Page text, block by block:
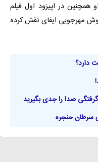
همچنین در اپیزود اول فیلم
مهرجویی ایفای نقش کرده
دارد؟
صدا را جدی بگیرید
سرطان حنجره